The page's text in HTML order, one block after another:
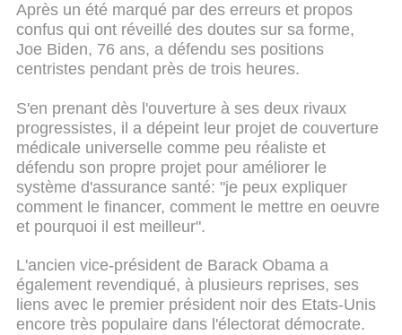
Après un été marqué par des erreurs et propos
confus qui ont réveillé des doutes sur sa forme,
Joe Biden, 76 ans, a défendu ses positions
centristes pendant près de trois heures.
S'en prenant dès l'ouverture à ses deux rivaux
progressistes, il a dépeint leur projet de couverture
médicale universelle comme peu réaliste et
défendu son propre projet pour améliorer le
système d'assurance santé: "je peux expliquer
comment le financer, comment le mettre en oeuvre
et pourquoi il est meilleur".
L'ancien vice-président de Barack Obama a
également revendiqué, à plusieurs reprises, ses
liens avec le premier président noir des Etats-Unis
encore très populaire dans l'électorat démocrate.